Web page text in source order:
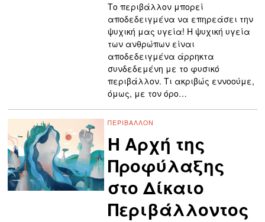
Το περιβάλλον μπορεί
αποδεδειγμένα να επηρεάσει την
ψυχική μας υγεία! Η ψυχική υγεία
των ανθρώπων είναι
αποδεδειγμένα άρρηκτα
συνδεδεμένη με το φυσικό
περιβάλλον. Τι ακριβώς εννοούμε,
όμως, με τον όρο…
ΠΕΡΙΒΆΛΛΟΝ
Η Αρχή της
Προφύλαξης
στο Δίκαιο
Περιβάλλοντος